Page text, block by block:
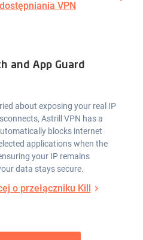
VPN
and App Guard
about exposing your real IP
Astrill VPN has a
blocks internet
applications when the
your IP remains
data stays secure.
o przełączniku Kill